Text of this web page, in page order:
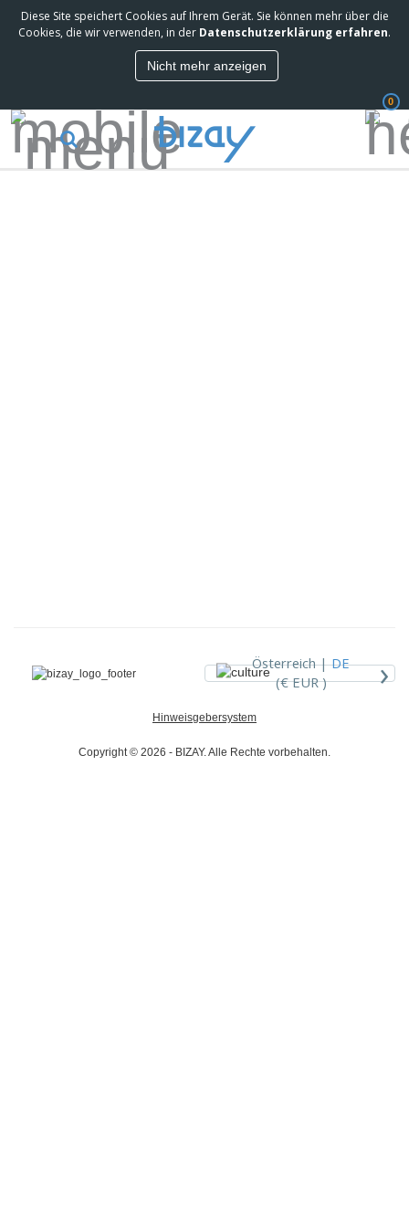
Diese Site speichert Cookies auf Ihrem Gerät. Sie können mehr über die
Cookies, die wir verwenden, in der Datenschutzerklärung erfahren.
Nicht mehr anzeigen
0
Österreich |DE
(€ EUR )
›
Hinweisgebersystem
Copyright © 2026 - BIZAY. Alle Rechte vorbehalten.